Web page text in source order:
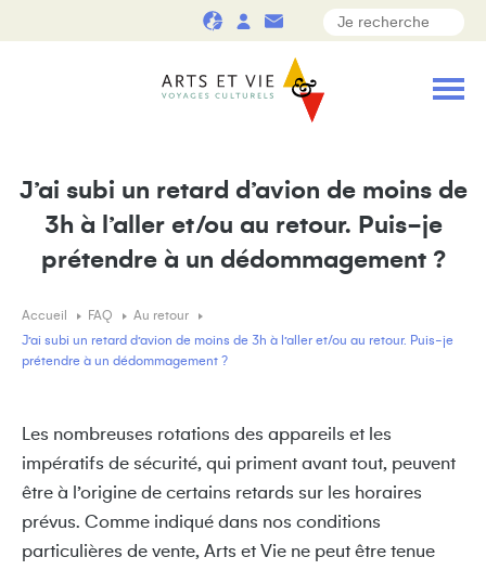
J’ai subi un retard d’avion de moins de
3h à l’aller et/ou au retour. Puis-je
prétendre à un dédommagement ?
Accueil FAQ
Au retour
J’ai subi un retard d’avion de moins de 3h à l’aller et/ou au retour. Puis-je
prétendre à un dédommagement ?
Les nombreuses rotations des appareils et les
impératifs de sécurité, qui priment avant tout, peuvent
être à l’origine de certains retards sur les horaires
prévus. Comme indiqué dans nos conditions
particulières de vente, Arts et Vie ne peut être tenue